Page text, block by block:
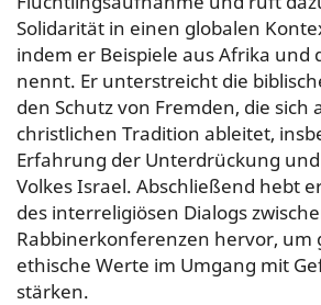
Solidarität in einen globalen
indem er Beispiele aus Afrika und
nennt. Er unterstreicht die
den Schutz von Fremden, die sich
christlichen Tradition ableitet,
Erfahrung der Unterdrückung
Volkes Israel. Abschließend hebt
des interreligiösen Dialogs
Rabbinerkonferenzen hervor, um
ethische Werte im Umgang mit
stärken.